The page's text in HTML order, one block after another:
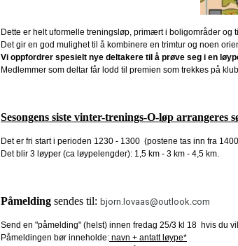
Dette er helt uformelle treningsløp, primært i boligområder og
Det gir en god mulighet til å kombinere en trimtur og noen
Vi oppfordrer spesielt nye deltakere til å prøve seg i en
Medlemmer som deltar får lodd til premien som trekkes på
Sesongens siste vinter-trenings-O-løp arrangeres
Det er fri start i perioden 1230 - 1300 (postene tas inn fra
Det blir 3 løyper (ca løypelengder): 1,5 km - 3 km - 4,5 km.
Påmelding sendes til: bjorn.lovaas@outlook.com
Send en "påmelding" (helst) innen fredag 25/3 kl 18 hvis du
Påmeldingen bør inneholde: navn + antatt løype*